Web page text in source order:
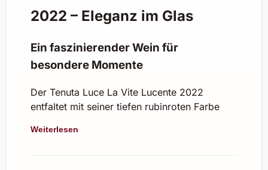
2022 – Eleganz im Glas
Ein faszinierender Wein für
besondere Momente
Der Tenuta Luce La Vite Lucente 2022
entfaltet mit seiner tiefen rubinroten Farbe
Beeren, feinen Gewürznoten sowie einem
Weiterlesen